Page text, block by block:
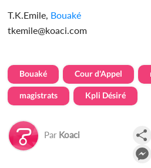
T.K.Emile, Bouaké
tkemile@koaci.com
Bouaké Cour d'Appel
magistrats Kpli Désiré
Par Koaci